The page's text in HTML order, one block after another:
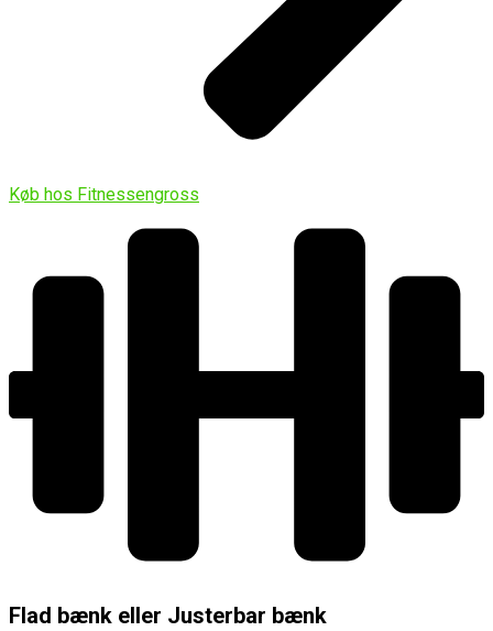
Køb hos Fitnessengross
Flad bænk eller Justerbar bænk